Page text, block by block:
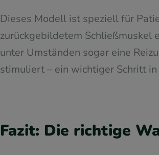
Dieses Modell ist speziell für
zurückgebildetem Schließmuskel
unter Umständen sogar eine
stimuliert – ein wichtiger Schritt
Fazit: Die richtige